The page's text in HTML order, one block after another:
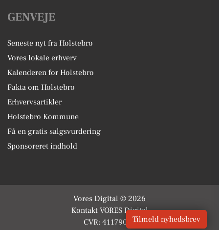
GENVEJE
Seneste nyt fra Holstebro
Vores lokale erhverv
Kalenderen for Holstebro
Fakta om Holstebro
Erhvervsartikler
Holstebro Kommune
Få en gratis salgsvurdering
Sponsoreret indhold
Vores Digital © 2026
Kontakt VORES Digital
CVR: 41179082Tilmeld nyhedsbrev